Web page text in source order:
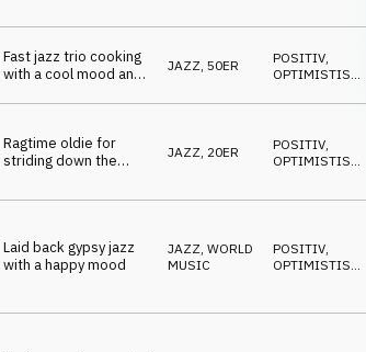
Fast jazz trio cooking
with a cool mood and
JAZZ, 50ER POSITIV
OPTIMISTISCH
SCHLEICHEND,
Ragtime oldie for
striding down the
JAZZ, 20ER POSITIV
OPTIMISTISCH
Laid back gypsy jazz
with a happy mood
JAZZ, WORLD
MUSIC
POSITIV,
OPTIMISTISCH
SCHRÄG